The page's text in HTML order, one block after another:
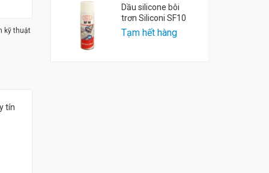
kỹ thuật
tín
Dầu silicone bôi
trơn Siliconi SF10
Tạm hết hàng